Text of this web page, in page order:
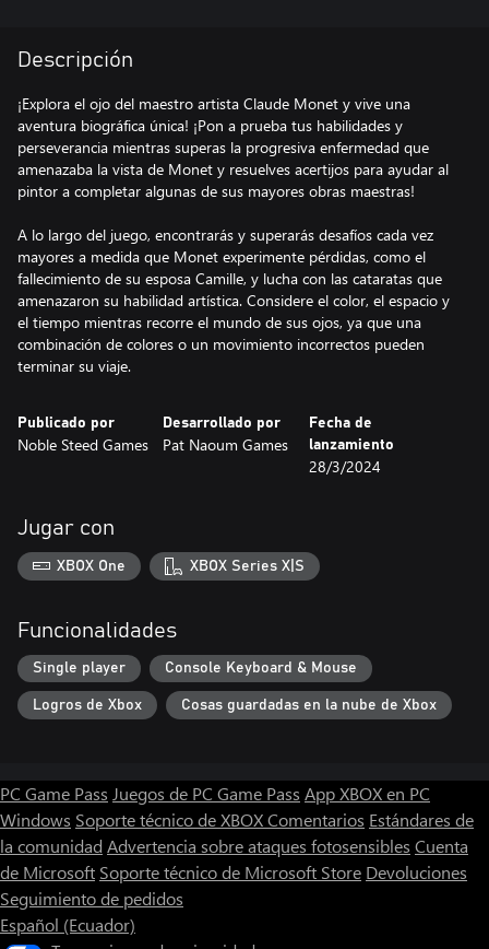
Descripción
¡Explora el ojo del maestro artista Claude Monet y vive una
aventura biográfica única! ¡Pon a prueba tus habilidades y
perseverancia mientras superas la progresiva enfermedad que
amenazaba la vista de Monet y resuelves acertijos para ayudar al
pintor a completar algunas de sus mayores obras maestras!
A lo largo del juego, encontrarás y superarás desafíos cada vez
mayores a medida que Monet experimente pérdidas, como el
fallecimiento de su esposa Camille, y lucha con las cataratas que
amenazaron su habilidad artística. Considere el color, el espacio y
el tiempo mientras recorre el mundo de sus ojos, ya que una
combinación de colores o un movimiento incorrectos pueden
terminar su viaje.
Publicado por
Noble Steed Games
Desarrollado por
Pat Naoum Games
Fecha de
lanzamiento
28/3/2024
Jugar con
XBOX One XBOX Series X|S
Funcionalidades
Single player Console Keyboard & Mouse
Logros de Xbox Cosas guardadas en la nube de Xbox
PC Game Pass Juegos de PC Game Pass App XBOX en PC
Windows Soporte técnico de XBOXComentarios Estándares de
la comunidad Advertencia sobre ataques fotosensibles Cuenta
de Microsoft Soporte técnico de Microsoft Store Devoluciones
Seguimiento de pedidos
Español (Ecuador)